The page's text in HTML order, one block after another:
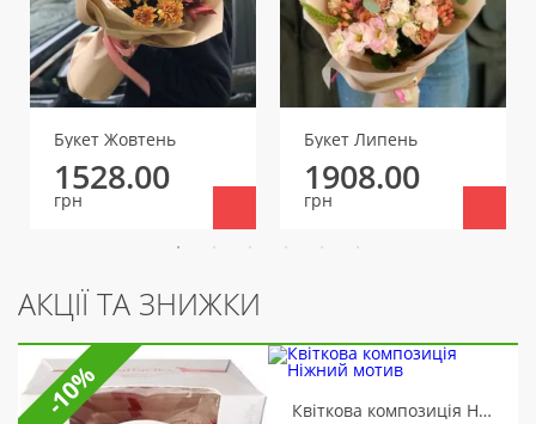
Букет Жовтень
1528.00
грн
Букет Липень
1908.00
грн
АКЦІЇ ТА ЗНИЖКИ
Квіткова композиція Ніжний мотив
-10%